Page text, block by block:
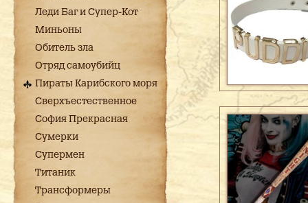
Леди Баг и Супер-Кот
Миньоны
Обитель зла
Отряд самоубийц
Пираты Карибского моря
Сверхъестественное
София Прекрасная
Сумерки
Супермен
Титаник
Трансформеры